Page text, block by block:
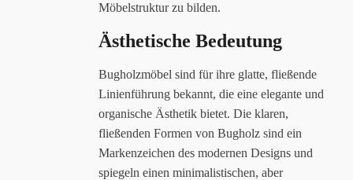
Möbelstruktur zu bilden.
Ästhetische Bedeutung
Bugholzmöbel sind für ihre glatte, fließende
Linienführung bekannt, die eine elegante und
organische Ästhetik bietet. Die klaren,
fließenden Formen von Bugholz sind ein
Markenzeichen des modernen Designs und
spiegeln einen minimalistischen, aber